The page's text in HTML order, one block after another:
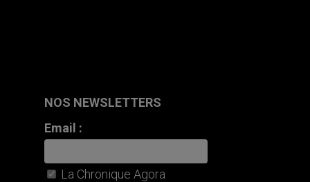
NOS NEWSLETTERS
Email :
La Chronique Agora